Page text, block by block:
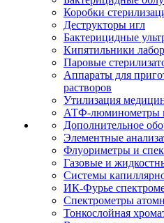
Коробки
Деструкторы игл
Бактерицидные
Кипятильники
Паровые
Аппараты для
растворов
Утилизация
АТФ-люминометры
Дополнительное
Элементные
Флуориметры и
Газовые и
Системы
ИК-Фурье
Спектрометры
Тонкослойная